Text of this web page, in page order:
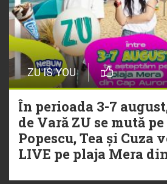
ZU IS YOU
În perioada 3-7
de Vară ZU se mută
Popescu, Tea și Cuza
LIVE pe plaja Mera